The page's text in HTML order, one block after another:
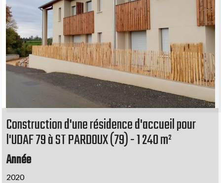
Construction d'une résidence d'accueil pour
l'UDAF 79 à ST PARDOUX (79) - 1 240 m²
Année
2020